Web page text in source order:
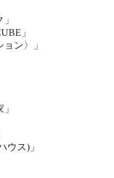
」
ン〉」
ス)」